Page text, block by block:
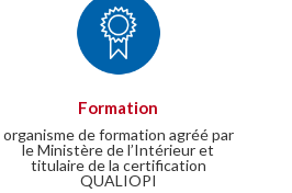
Formation
organisme de formation agréé par
le Ministère de l’Intérieur et
titulaire de la certification
QUALIOPI